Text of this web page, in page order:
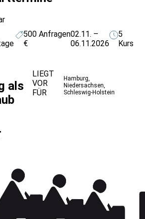
500
€
Anfragen02.11. –
06.11.2026
5
als
LIEGT
VOR
FÜR
Hamburg,
Niedersachsen,
Schleswig-Holstein